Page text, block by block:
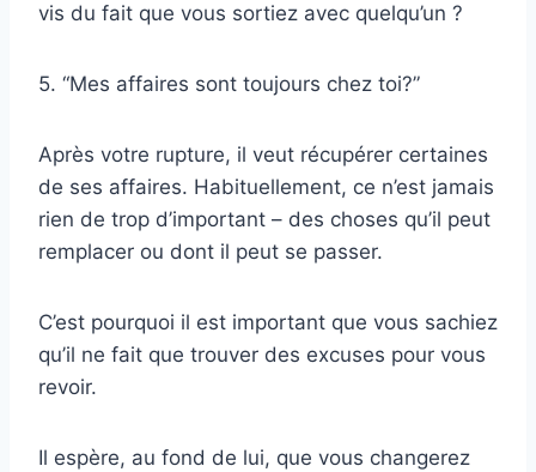
vis du fait que vous sortiez avec quelqu’un ?
5. “Mes affaires sont toujours chez toi?”
Après votre rupture, il veut récupérer certaines
de ses affaires. Habituellement, ce n’est jamais
rien de trop d’important – des choses qu’il peut
remplacer ou dont il peut se passer.
C’est pourquoi il est important que vous sachiez
qu’il ne fait que trouver des excuses pour vous
revoir.
Il espère, au fond de lui, que vous changerez